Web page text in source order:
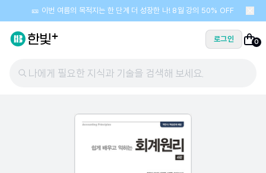
🎫 이번 여름의 목적지는 한 단계 더 성장한 나! 8월 강의 50% OFF
로그인 0
나에게 필요한 지식과 기술을 검색해 보세요.